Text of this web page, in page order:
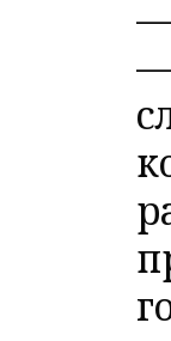
—
—